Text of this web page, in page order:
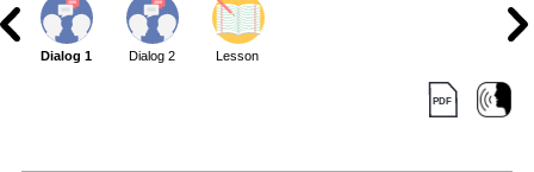
Dialog 1 Dialog 2 Lesson